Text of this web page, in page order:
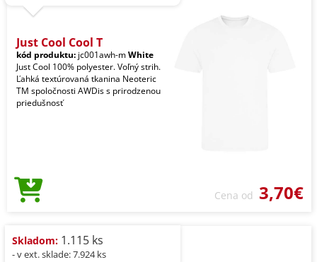
Just Cool Cool T
kód produktu: jc001awh-mWhite
Just Cool 100% polyester. Voľný strih.
Ľahká textúrovaná tkanina Neoteric
TM spoločnosti AWDis s prirodzenou
priedušnosť
Cena od 3,70€
Skladom: 1.115 ks
- v ext. sklade: 7.924 ks